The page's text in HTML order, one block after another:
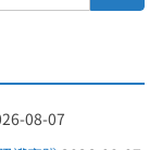
08-07